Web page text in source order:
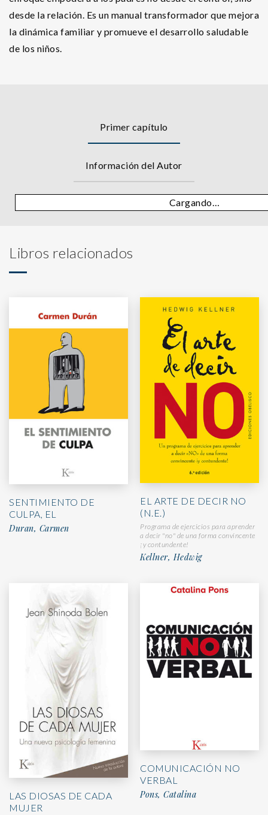
desde la relación. Es un manual transformador que mejora
la dinámica familiar y promueve el desarrollo saludable
de los niños.
Primer capítulo
Información del Autor
Cargando…
Libros relacionados
SENTIMIENTO DE
CULPA, EL
Duran, Carmen
EL ARTE DE DECIR NO
(N.E.)
Programa de ejercicios para aprender
a decir "no" de una forma convincente
¡y contundente!
Kellner, Hedwig
LAS DIOSAS DE CADA
MUJER
COMUNICACIÓN NO
VERBAL
Pons, Catalina